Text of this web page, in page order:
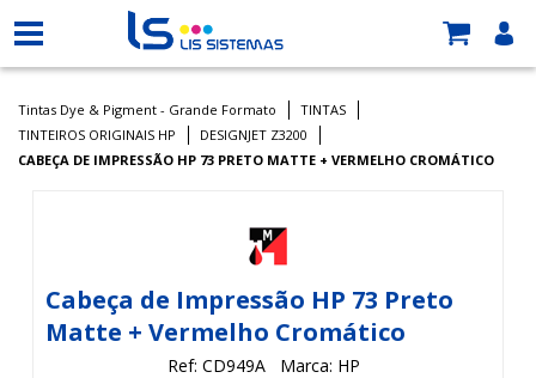
Tintas Dye & Pigment - Grande Formato
TINTAS
TINTEIROS ORIGINAIS HP
DESIGNJET Z3200
CABEÇA DE IMPRESSÃO HP 73 PRETO MATTE + VERMELHO CROMÁTICO
Cabeça de Impressão HP 73 Preto
Matte + Vermelho Cromático
Ref: CD949A Marca: HP